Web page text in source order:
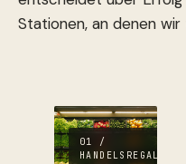
Stationen, an denen
01 /
HANDELSREGAL